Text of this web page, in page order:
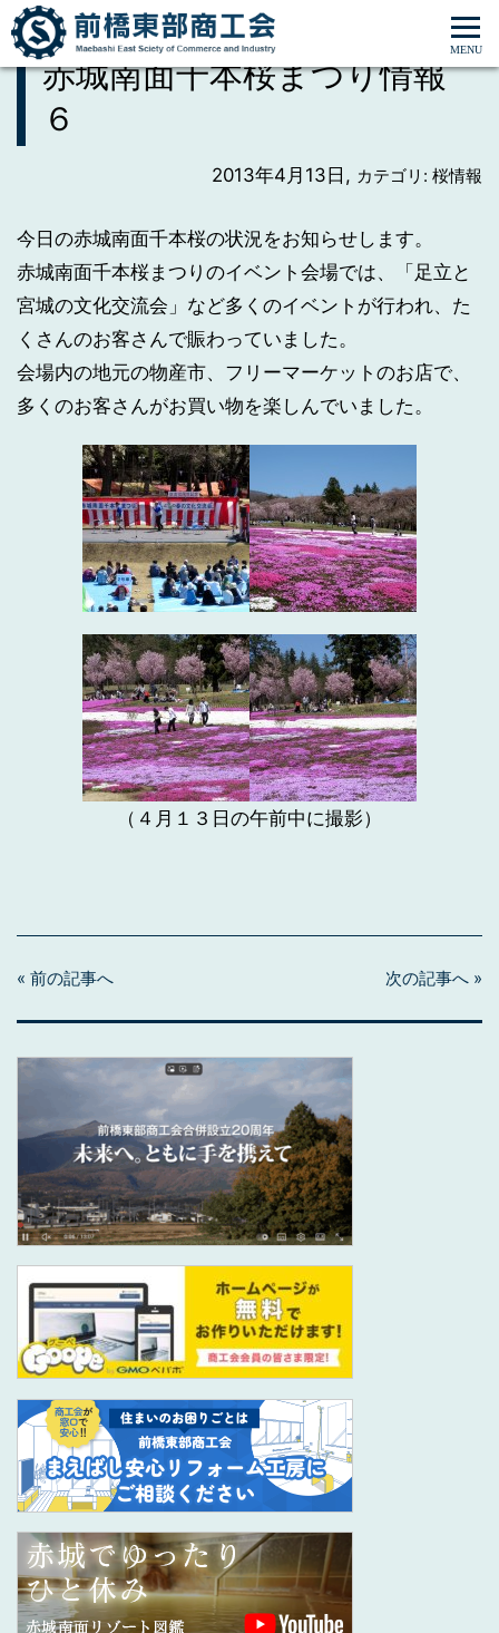
ホーム
赤城南面千本桜まつり情報
６
2013年4月13日, カテゴリ: 桜情報
今日の赤城南面千本桜の状況をお知らせします。
赤城南面千本桜まつりのイベント会場では、「足立と
宮城の文化交流会」など多くのイベントが行われ、た
くさんのお客さんで賑わっていました。
会場内の地元の物産市、フリーマーケットのお店で、
多くのお客さんがお買い物を楽しんでいました。
（４月１３日の午前中に撮影）
投
稿
ナ
ゲ
ー
シ
ョ
ン
« 前の記事へ 次の記事へ »